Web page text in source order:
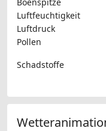
Luftfeuchtigkeit
Luftdruck
Pollen
Schadstoffe